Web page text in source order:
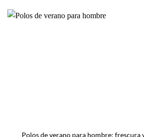
Polos de verano para hombre: frescura